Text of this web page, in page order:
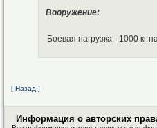
Вооружение:
Боевая нагрузка - 1000 кг
[ Назад ]
Информация о авторских